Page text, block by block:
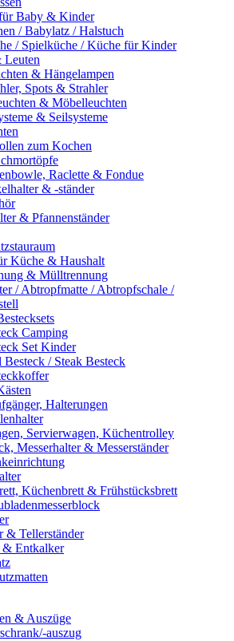
Baby & Kinder
/ Babylatz / Halstuch
/ Spielküche / Küche für Kinder
Leuten
& Hängelampen
Spots & Strahler
& Möbelleuchten
& Seilsysteme
zum Kochen
Raclette & Fondue
& -ständer
& Pfannenständer
Küche & Haushalt
& Mülltrennung
/ Abtropfmatte / Abtropfschale /
Camping
Set Kinder
/ Steak Besteck
Halterungen
Servierwagen, Küchentrolley
Messerhalter & Messerständer
Küchenbrett & Frühstücksbrett
& Tellerständer
Entkalker
& Auszüge
auszug